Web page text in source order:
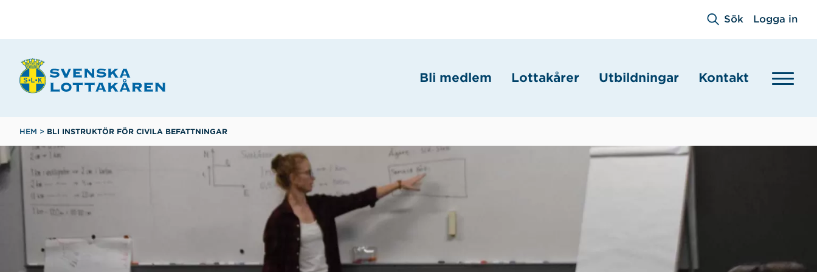
huvudinnehåll
Sök Logga in
Bli medlem Lottakårer Utbildningar Kontakt
Länkstig
HEM > BLI INSTRUKTÖR FÖR CIVILA BEFATTNINGAR